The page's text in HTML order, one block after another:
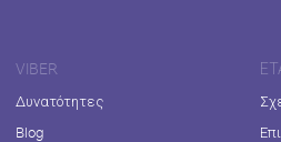
VIBER
Δυνατότητες
Blog